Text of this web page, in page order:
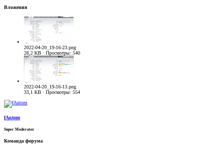
Вложения
2022-04-20_19-16-23.png
28,2 KB · Просмотры: 540
2022-04-20_19-16-13.png
33,1 KB · Просмотры: 554
fAntom
Super Moderator
Команда форума